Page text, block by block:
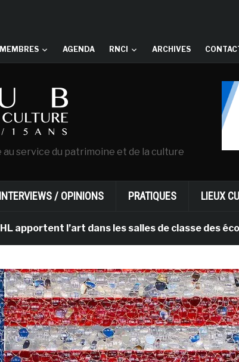
MEMBRES AGENDA RNCI ARCHIVES
service du patrimoine et de la culture
INTERVIEWS / OPINIONS PRATIQUES LIEUX
l’art dans les salles de classe des écoles